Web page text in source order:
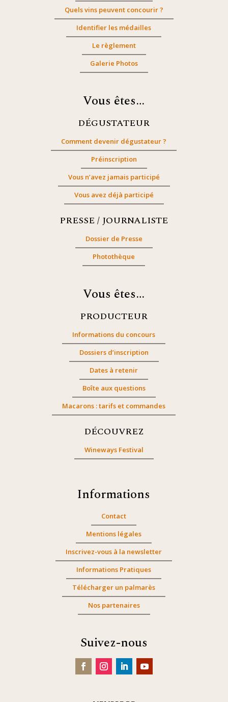
Quels vins peuvent concourir ?
Identifier les médailles
Le règlement
Galerie Photos
Vous êtes…
DÉGUSTATEUR
Comment devenir dégustateur ?
Préinscription
Vous n’avez jamais participé
Vous avez déjà participé
PRESSE / JOURNALISTE
Dossier de Presse
Photothèque
Vous êtes…
PRODUCTEUR
Informations du concours
Dossiers d’inscription
Dates à retenir
Boîte aux questions
Macarons : tarifs et commandes
DÉCOUVREZ
Wineways Festival
Informations
Contact
Mentions légales
Inscrivez-vous à la newsletter
Informations Pratiques
Télécharger un palmarès
Nos partenaires
Suivez-nous